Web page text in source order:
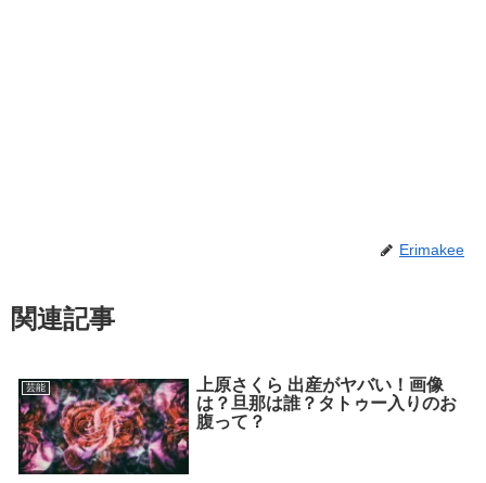
Erimakee
関連記事
芸能
上原さくら 出産がヤバい！画像
は？旦那は誰？タトゥー入りのお
腹って？